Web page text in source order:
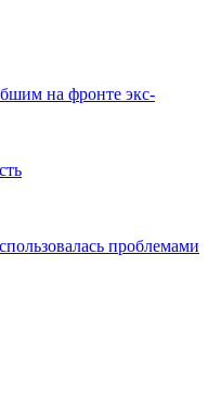
на фронте экс-
проблемами